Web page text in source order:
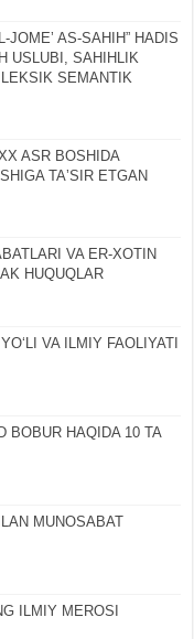
JOMEʼ AS-SAHIH” HADIS
USLUBI, SAHIHLIK
SЕMANTIK
ASR BOSHIDA
TAʼSIR ETGAN
VA ER-XOTIN
HUQUQLAR
VA ILMIY FAOLIYATI
BOBUR HAQIDA 10 TA
MUNOSABAT
ILMIY MEROSI